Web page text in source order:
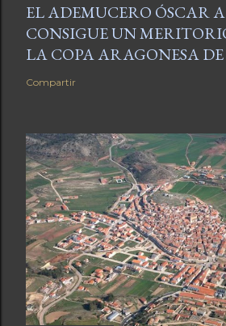
EL ADEMUCERO ÓSCAR
CONSIGUE UN
LA COPA ARAGONESA
Compartir